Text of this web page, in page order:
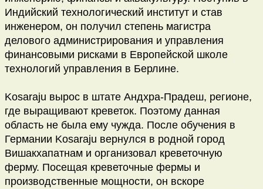
Индийский технологический институт и став
инженером, он получил степень магистра
делового администрирования и управления
финансовыми рисками в Европейской школе
технологий управления в Берлине.
Kosaraju вырос в штате Андхра-Прадеш, регионе,
где выращивают креветок. Поэтому данная
область не была ему чужда. После обучения в
Германии Kosaraju вернулся в родной город
Вишакхапатнам и организовал креветочную
ферму. Посещая креветочные фермы и
производственные мощности, он вскоре